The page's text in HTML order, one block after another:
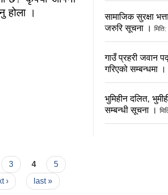
होला ।
3 4
5
› last »
सामाजिक सुरक्षा
जरुरि सूचना । मिति:
गाउँ प्रहरी जवान
गरिएको सम्बन्धमा ।
भुमिहीन दलित,
सम्बन्धी सूचना ।